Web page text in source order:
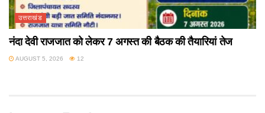
उत्तराखंड
नंदा देवी राजजात को लेकर 7 अगस्त की बैठक की तैयारियां तेज
AUGUST 5, 2026 12